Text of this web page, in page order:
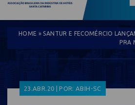
HOME » SANTUR E FECOMÉRCIO
PRA
23.ABR.20 | POR: ABIH-SC